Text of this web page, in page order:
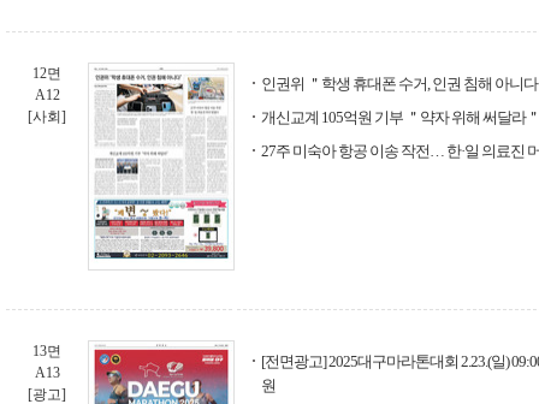
12면
A12
[사회]
인권위 ＂학생 휴대폰 수거, 인권 침해 아니
개신교계 105억원 기부 ＂약자 위해 써달라＂
27주 미숙아 항공 이송 작전… 한·일 의료진
13면
A13
[광고]
[전면광고] 2025대구마라톤대회 2.23.(일)
원